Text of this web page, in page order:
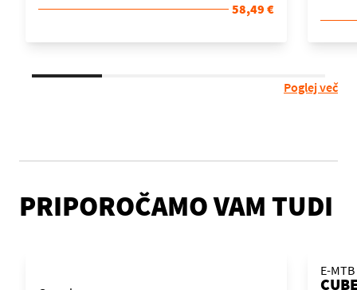
58,49 €
Poglej več
PRIPOROČAMO VAM TUDI
E-